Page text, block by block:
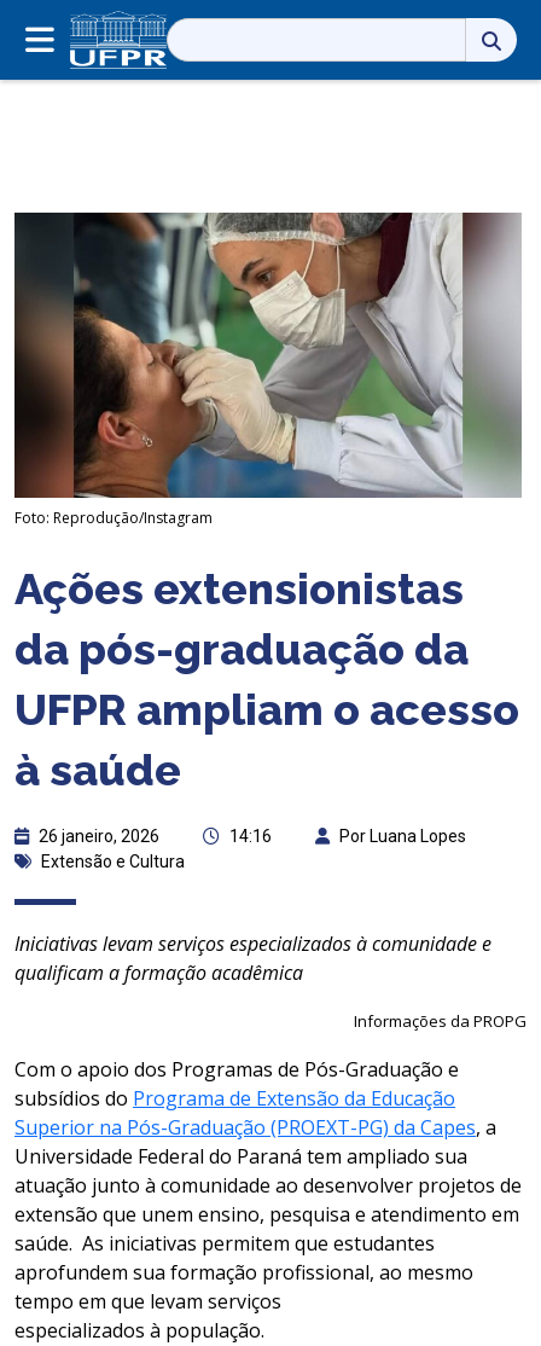
Pesquisar
por:
Foto: Reprodução/Instagram
Ações extensionistas
da pós-graduação da
UFPR ampliam o acesso
à saúde
26 janeiro, 2026 14:16
Por Luana Lopes
Extensão e Cultura
Iniciativas levam serviços especializados à comunidade e
qualificam a formação acadêmica
Informações da PROPG
Com o apoio dos Programas de Pós-Graduação e
subsídios do Programa de Extensão da Educação
Superior na Pós-Graduação (PROEXT-PG) da Capes, a
Universidade Federal do Paraná tem ampliado sua
atuação junto à comunidade ao desenvolver projetos de
extensão que unem ensino, pesquisa e atendimento em
saúde. As iniciativas permitem que estudantes
aprofundem sua formação profissional, ao mesmo
tempo em que levam serviços
especializados à população.